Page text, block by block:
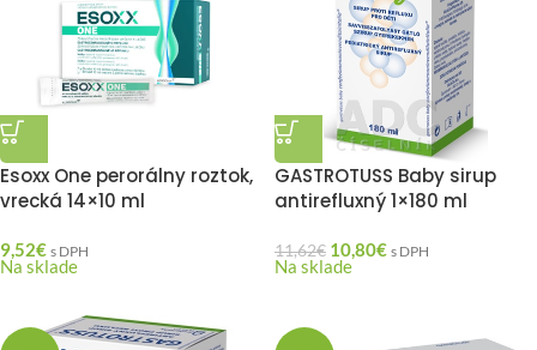
Esoxx One perorálny roztok,
vrecká 14×10 ml
9,52€ s DPH
Na sklade
GASTROTUSS Baby sirup
antirefluxný 1×180 ml
11,62€ 10,80€ s DPH
Na sklade